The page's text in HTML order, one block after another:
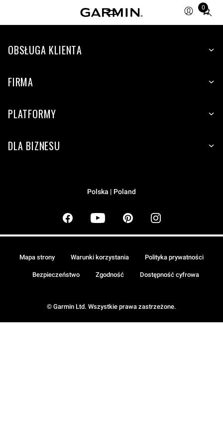
0
Total
items
cart:
OBSŁUGA KLIENTA
FIRMA
PLATFORMY
DLA BIZNESU
Polska | Poland
© Garmin Ltd. Wszystkie prawa zastrzeżone.
Mapa strony Warunki korzystania Polityka prywatności
Bezpieczeństwo Zgodność Dostępność cyfrowa